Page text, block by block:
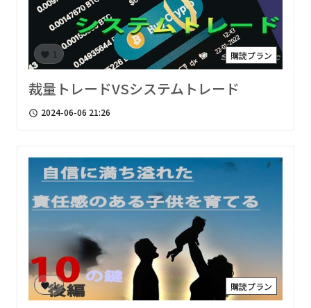
favorite 1 購読プラン
裁量トレードVSシステムトレード
access_time 2024-06-06 21:26
favorite 1 購読プラン